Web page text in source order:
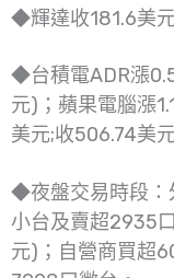
◆輝達收181.6美
◆台積電ADR漲
元)；蘋果電腦漲
美元;收506.74美
◆夜盤交易時段：
小台及賣超2935
元)；自營商買超